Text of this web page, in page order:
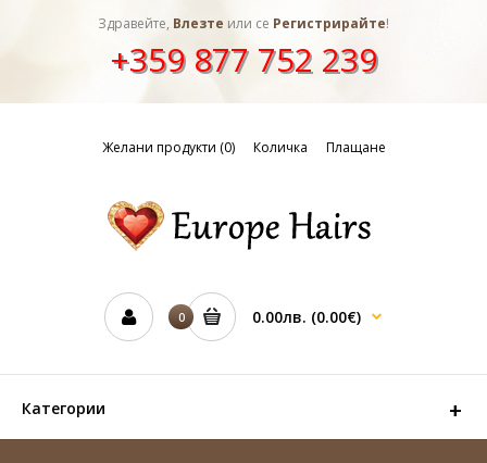
Здравейте, Влезте или се Регистрирайте!
+359 877 752 239
Желани продукти (0) Количка Плащане
0 0.00лв. (0.00€)
Категории